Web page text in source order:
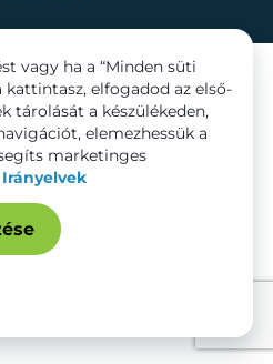
vagy ha a “Minden süti
kattintasz, elfogadod az első-
tárolását a készülékeden,
elemezhessük a
marketinges